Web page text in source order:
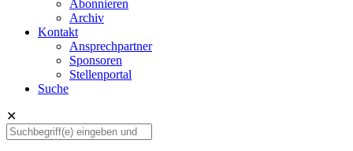
Abonnieren
Archiv
Kontakt
Ansprechpartner
Sponsoren
Stellenportal
Suche
✕